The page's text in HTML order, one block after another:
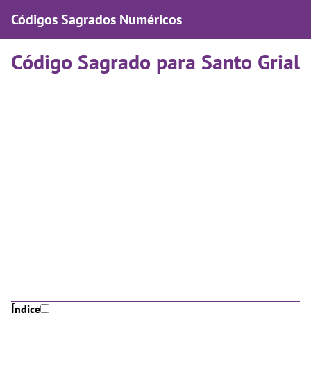
Códigos Sagrados Numéricos
Código Sagrado para Santo Grial
Índice